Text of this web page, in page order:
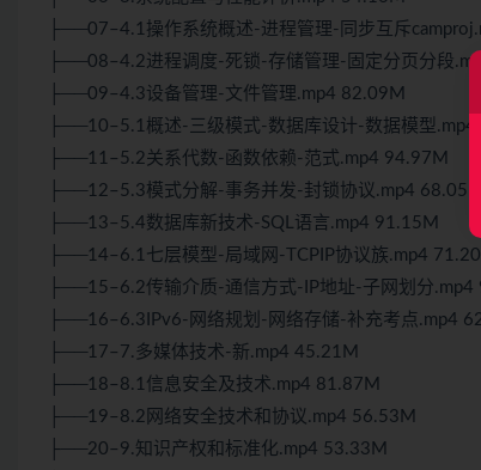
├──07–4.1操作系统概述-进程管理-同步互斥
├──08–4.2进程调度-死锁-存储管理-固定分页分段
├──09–4.3设备管理-文件管理.mp4 82.09M
├──10–5.1概述-三级模式-数据库设计-数据模型.mp4
├──11–5.2关系代数-函数依赖-范式.mp4 94.97M
├──12–5.3模式分解-事务并发-封锁协议.mp4 68.05M
├──13–5.4数据库新技术-SQL语言.mp4 91.15M
├──14–6.1七层模型-局域网-TCPIP协议族.mp4
├──15–6.2传输介质-通信方式-IP地址-子网划分.mp4
├──16–6.3IPv6-网络规划-网络存储-补充考点.mp4
├──17–7.多媒体技术-新.mp4 45.21M
├──18–8.1信息安全及技术.mp4 81.87M
├──19–8.2网络安全技术和协议.mp4 56.53M
├──20–9.知识产权和标准化.mp4 53.33M